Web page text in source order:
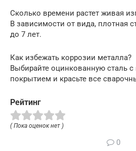
Сколько времени растет живая
В зависимости от вида, плотная
до 7 лет.
Как избежать коррозии металла?
Выбирайте оцинкованную сталь
покрытием и красьте все
Рейтинг
( Пока оценок нет )
0